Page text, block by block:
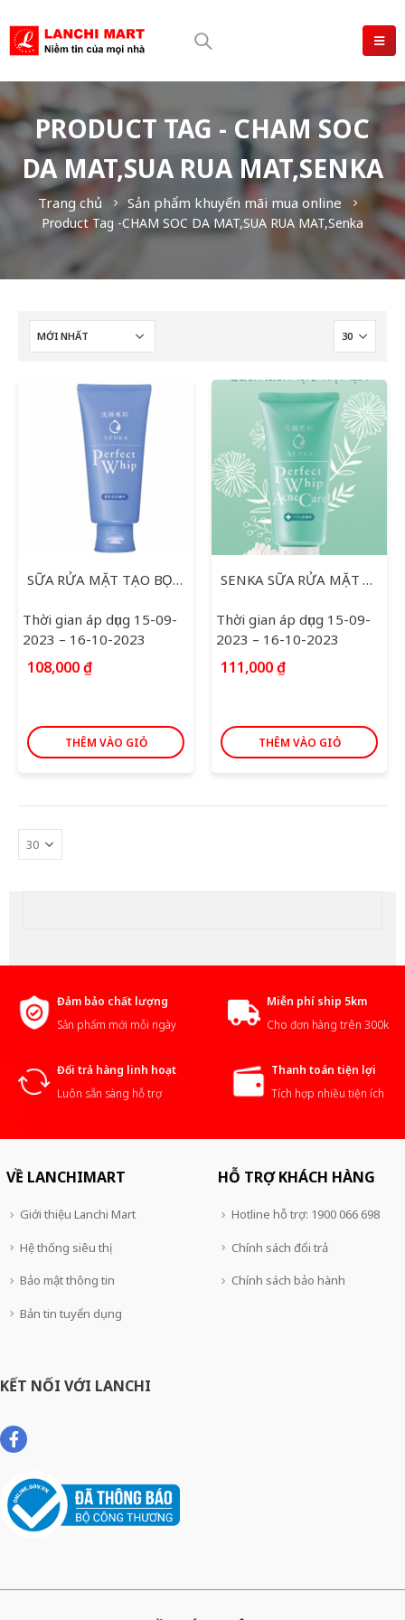
PRODUCT TAG - CHAM SOC
DA MAT,SUA RUA MAT,SENKA
Trang chủ Sản phẩm khuyến mãi mua online
Product Tag -CHAM SOC DA MAT,SUA RUA MAT,Senka
SỮA RỬA MẶT TẠO BỌT SENKA PERFECT WHIP 120G
Thời gian áp dụng 15-09-
2023 – 16-10-2023
108,000₫
THÊM VÀO GIỎ
SENKA SỮA RỬA MẶT DÀNH CHO DA MỤN 100G
Thời gian áp dụng 15-09-
2023 – 16-10-2023
111,000₫
THÊM VÀO GIỎ
Đảm bảo chất lượng
Sản phẩm mới mỗi ngày
Miễn phí ship 5km
Cho đơn hàng trên 300k
Đổi trả hàng linh hoạt
Luôn sẵn sàng hỗ trợ
Thanh toán tiện lợi
Tích hợp nhiều tiện ích
VỀ LANCHIMART
Giới thiệu Lanchi Mart
Hệ thống siêu thị
Bảo mật thông tin
Bản tin tuyển dụng
HỖ TRỢ KHÁCH HÀNG
Hotline hỗ trợ: 1900 066 698
Chính sách đổi trả
Chính sách bảo hành
KẾT NỐI VỚI LANCHI